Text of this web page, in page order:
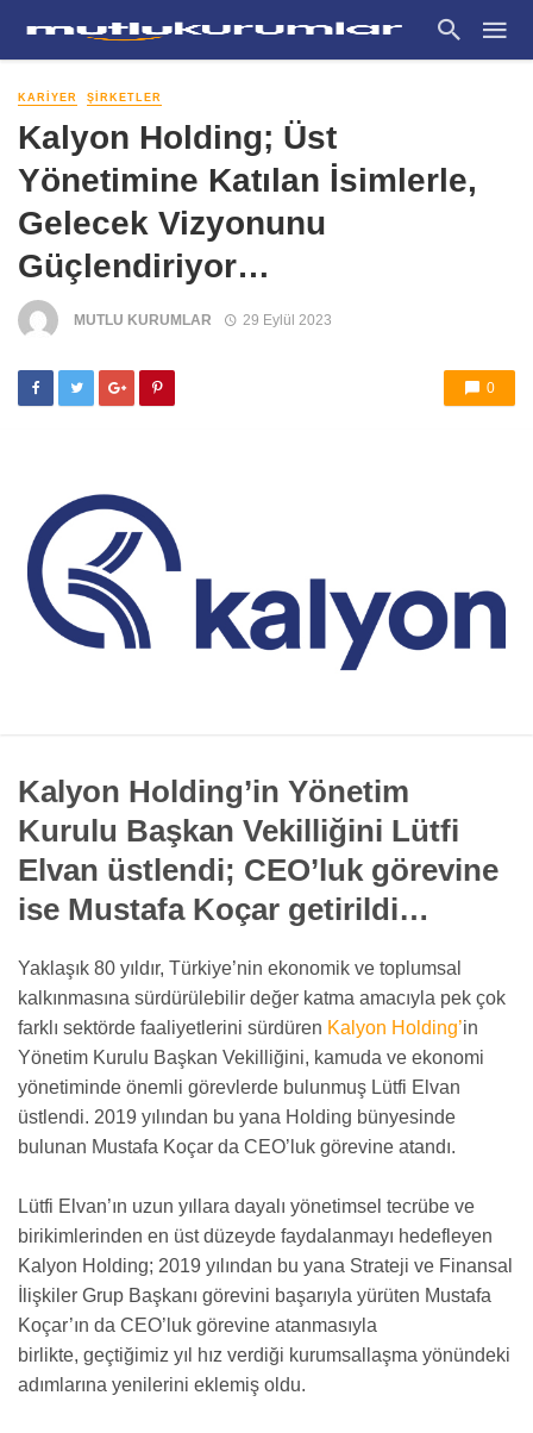
KARIYER ŞIRKETLER
Kalyon Holding; Üst
Yönetimine Katılan İsimlerle,
Gelecek Vizyonunu
Güçlendiriyor…
MUTLU KURUMLAR 29 Eylül 2023
0
Kalyon Holding’in Yönetim
Kurulu Başkan Vekilliğini Lütfi
Elvan üstlendi; CEO’luk görevine
ise Mustafa Koçar getirildi…
Yaklaşık 80 yıldır, Türkiye’nin ekonomik ve toplumsal
kalkınmasına sürdürülebilir değer katma amacıyla pek çok
farklı sektörde faaliyetlerini sürdüren Kalyon Holding’in
Yönetim Kurulu Başkan Vekilliğini, kamuda ve ekonomi
yönetiminde önemli görevlerde bulunmuş Lütfi Elvan
üstlendi. 2019 yılından bu yana Holding bünyesinde
bulunan Mustafa Koçar da CEO’luk görevine atandı.
Lütfi Elvan’ın uzun yıllara dayalı yönetimsel tecrübe ve
birikimlerinden en üst düzeyde faydalanmayı hedefleyen
Kalyon Holding; 2019 yılından bu yana Strateji ve Finansal
İlişkiler Grup Başkanı görevini başarıyla yürüten Mustafa
Koçar’ın da CEO’luk görevine atanmasıyla
birlikte, geçtiğimiz yıl hız verdiği kurumsallaşma yönündeki
adımlarına yenilerini eklemiş oldu.